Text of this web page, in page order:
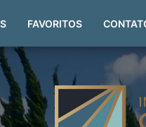
FAVORITOS